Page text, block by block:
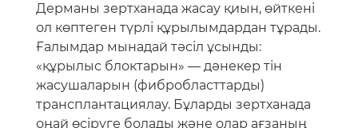
Дерманы зертханада жасау қиын, өйткені
ол көптеген түрлі құрылымдардан тұрады.
Ғалымдар мынадай тәсіл ұсынды:
«құрылыс блоктарын» — дәнекер тін
жасушаларын (фибробласттарды)
трансплантациялау. Бұларды зертханада
оңай өсіруге болады және олар ағзаның